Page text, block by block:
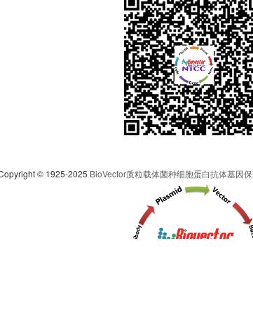
© 1925-2025 BioVector质粒载体菌种细胞蛋白抗体基因